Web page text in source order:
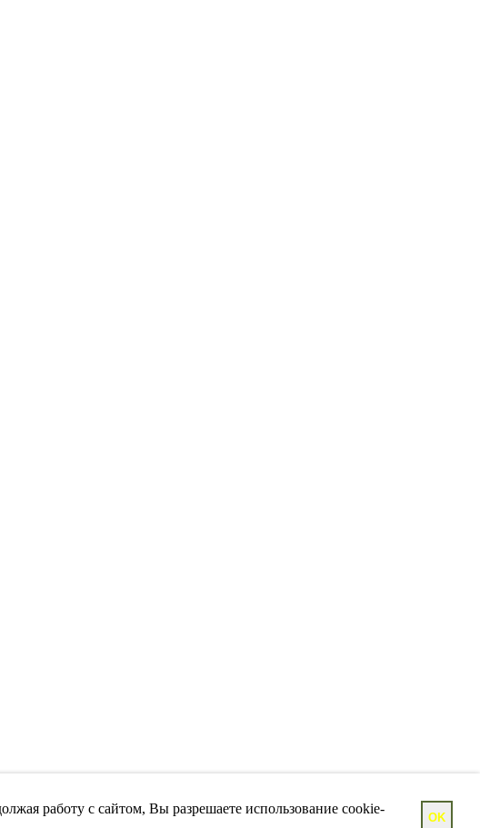
работу с сайтом, Вы разрешаете использование cookie-
OK